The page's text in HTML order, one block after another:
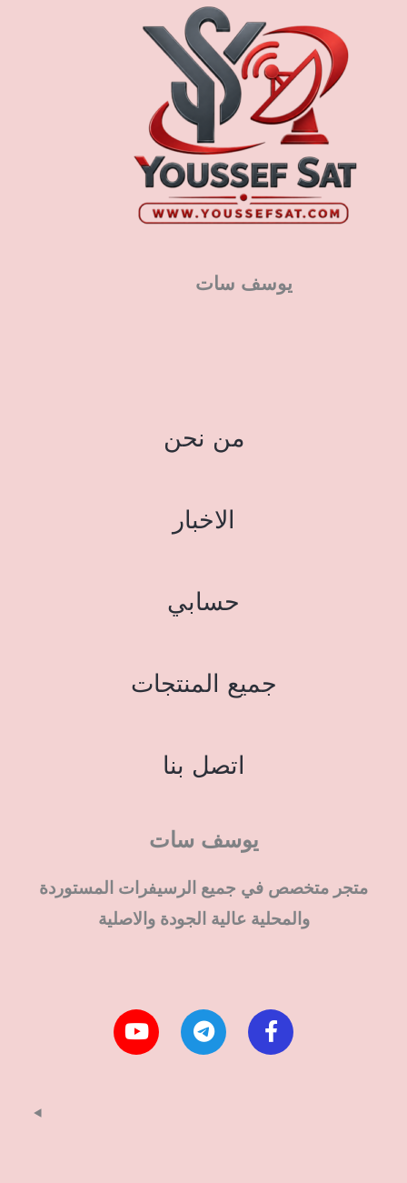
يوسف سات
من نحن
الاخبار
حسابي
جميع المنتجات
اتصل بنا
يوسف سات
متجر متخصص في جميع الرسيفرات المستوردة
والمحلية عالية الجودة والاصلية